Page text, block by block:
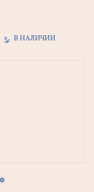
В НАЛИЧИИ